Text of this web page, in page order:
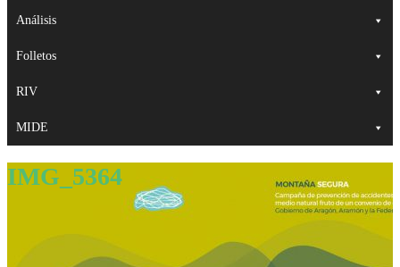
Análisis
Folletos
RIV
MIDE
IMG_5364